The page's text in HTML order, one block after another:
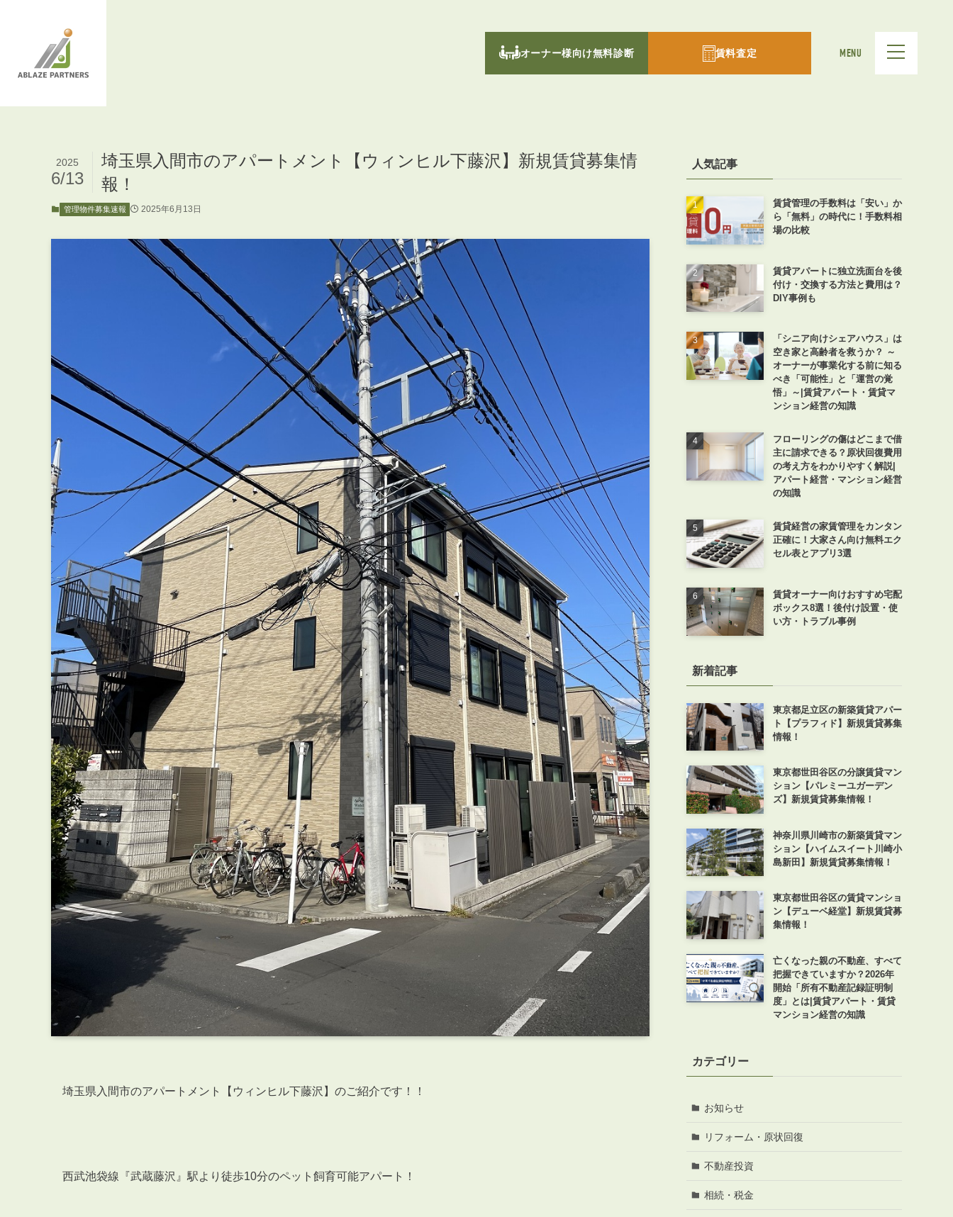
オーナー様向け無料診断 賃料査定 MENU
埼玉県入間市のアパートメント【ウィンヒル下藤沢】新規賃貸募集情
報！
2025
6/13
管理物件募集速報 2025年6月13日
埼玉県入間市のアパートメント【ウィンヒル下藤沢】のご紹介です！！
西武池袋線『武蔵藤沢』駅より徒歩10分のペット飼育可能アパート！
人気記事
賃貸管理の手数料は「安い」か
ら「無料」の時代に！手数料相
場の比較
賃貸アパートに独立洗面台を後
付け・交換する方法と費用は？
DIY事例も
「シニア向けシェアハウス」は
空き家と高齢者を救うか？ ～
オーナーが事業化する前に知る
べき「可能性」と「運営の覚
悟」～|賃貸アパート・賃貸マ
ンション経営の知識
フローリングの傷はどこまで借
主に請求できる？原状回復費用
の考え方をわかりやすく解説|
アパート経営・マンション経営
の知識
賃貸経営の家賃管理をカンタン
正確に！大家さん向け無料エク
セル表とアプリ3選
賃貸オーナー向けおすすめ宅配
ボックス8選！後付け設置・使
い方・トラブル事例
新着記事
東京都足立区の新築賃貸アパー
ト【プラフィド】新規賃貸募集
情報！
東京都世田谷区の分譲賃貸マン
ション【パレミーユガーデン
ズ】新規賃貸募集情報！
神奈川県川崎市の新築賃貸マン
ション【ハイムスイート川崎小
島新田】新規賃貸募集情報！
東京都世田谷区の賃貸マンショ
ン【デューベ経堂】新規賃貸募
集情報！
亡くなった親の不動産、すべて
把握できていますか？2026年
開始「所有不動産記録証明制
度」とは|賃貸アパート・賃貸
マンション経営の知識
カテゴリー
お知らせ
リフォーム・原状回復
不動産投資
相続・税金